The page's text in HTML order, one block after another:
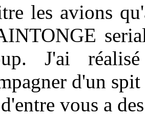
les avions
J'ai
d'un
vous a